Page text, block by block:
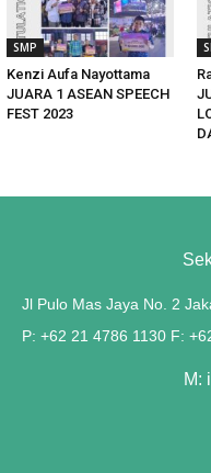
SMP
Kenzi Aufa Nayottama
JUARA 1 ASEAN SPEECH
FEST 2023
Jl Pulo Mas Jaya No. 2
P: +62 21 4786 1130 F:
M: